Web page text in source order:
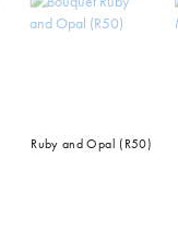
Ruby and Opal (R50)